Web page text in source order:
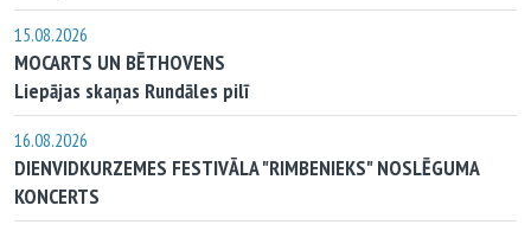
15.08.2026
MOCARTS UN BĒTHOVENS
Liepājas skaņas Rundāles pilī
16.08.2026
DIENVIDKURZEMES FESTIVĀLA "RIMBENIEKS" NOSLĒGUMA
KONCERTS